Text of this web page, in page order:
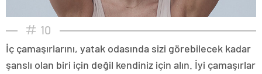
10
İç çamaşırlarını, yatak odasında sizi görebilecek kadar
şanslı olan biri için değil kendiniz için alın. İyi çamaşırlar